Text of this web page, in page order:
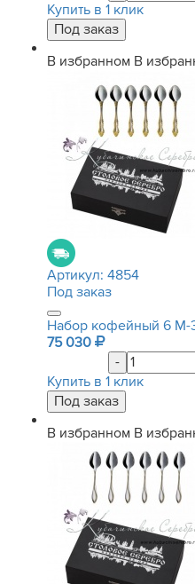
Купить в 1 клик
В избранном В
Артикул: 4854
Под заказ
Набор кофейный 6 М-
75 030
-
Купить в 1 клик
В избранном В